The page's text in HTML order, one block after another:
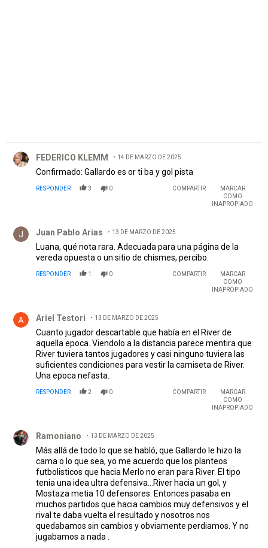
FEDERICO KLEMM 14 DE MARZO DE 2025
Confirmado: Gallardo es or ti ba y gol pista
RESPONDER 3 0 COMPARTIR
MARCAR
COMO
INAPROPIADO
Juan Pablo Arias 13 DE MARZO DE 2025
Luana, qué nota rara. Adecuada para una página de la
vereda opuesta o un sitio de chismes, percibo.
RESPONDER 1 0 COMPARTIR
MARCAR
COMO
INAPROPIADO
Ariel Testori 13 DE MARZO DE 2025
Cuanto jugador descartable que había en el River de
aquella epoca. Viendolo a la distancia parece mentira que
River tuviera tantos jugadores y casi ninguno tuviera las
suficientes condiciones para vestir la camiseta de River.
Una epoca nefasta.
RESPONDER 2 0 COMPARTIR
MARCAR
COMO
INAPROPIADO
Ramoniano 13 DE MARZO DE 2025
Más allá de todo lo que se habló, que Gallardo le hizo la
cama o lo que sea, yo me acuerdo que los planteos
futbolisticos que hacia Merlo no eran para River. El tipo
tenia una idea ultra defensiva...River hacia un gol, y
Mostaza metia 10 defensores. Entonces pasaba en
muchos partidos que hacia cambios muy defensivos y el
rival te daba vuelta el resultado y nosotros nos
quedabamos sin cambios y obviamente perdiamos. Y no
jugabamos a nada .